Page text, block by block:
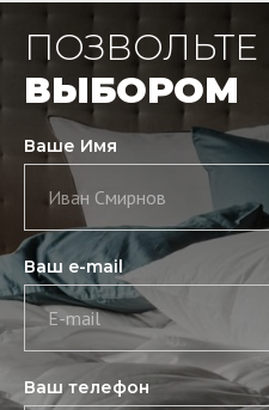
ПОЗВОЛЬТЕ
ВЫБОРОМ
Ваше Имя
Иван Смирнов
Ваш e-mail
E-mail
Ваш телефон